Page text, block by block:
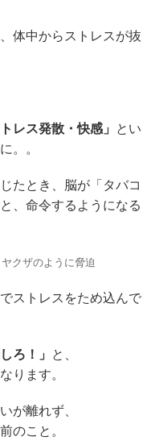
体中からストレスが抜
レス発散・快感」
とい
。。
たとき、脳が「タバコ
、命令するようになる
クザのように脅迫
ストレスをため込んで
ろ！」
と、
ります。
が離れず、
のこと。